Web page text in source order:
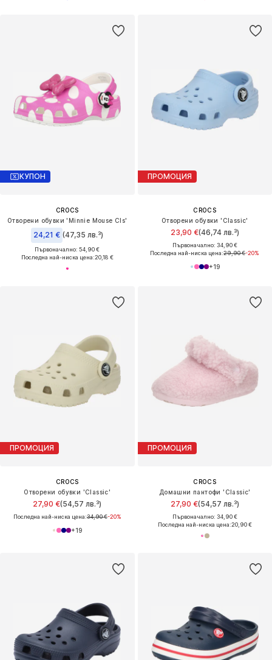
КУПОН
CROCS
Отворени обувки 'Minnie Mouse Cls'
24,21 € (47,35 лв.³)
Първоначално: 54,90 €
Последна най-ниска цена:20,18 €
ПРОМОЦИЯ
CROCS
Отворени обувки 'Classic'
23,90 €(46,74 лв.³)
Първоначално: 34,90 €
Последна най-ниска цена:29,90 €-20%
+19
ПРОМОЦИЯ
CROCS
Отворени обувки 'Classic'
27,90 €(54,57 лв.³)
Последна най-ниска цена:34,90 €-20%
+19
ПРОМОЦИЯ
CROCS
Домашни пантофи 'Classic'
27,90 €(54,57 лв.³)
Първоначално: 34,90 €
Последна най-ниска цена:20,90 €